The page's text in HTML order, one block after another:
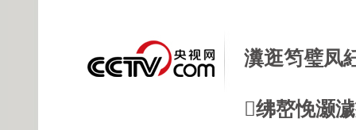
瀵逛笉璧凤
绋嶅悗灏